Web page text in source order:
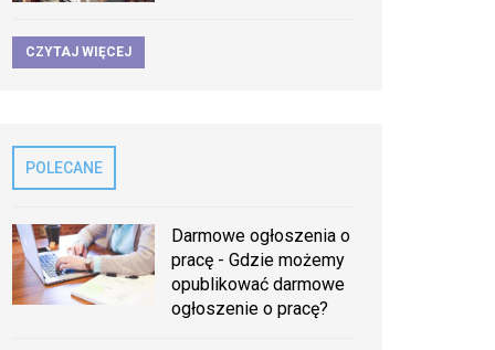
CZYTAJ WIĘCEJ
POLECANE
Darmowe ogłoszenia o
pracę - Gdzie możemy
opublikować darmowe
ogłoszenie o pracę?